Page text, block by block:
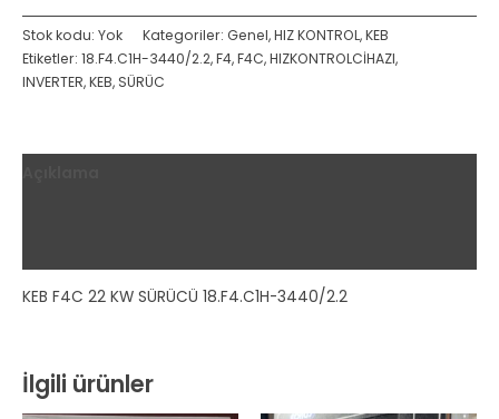
Stok kodu: Yok Kategoriler: Genel,HIZ KONTROL,KEB
Etiketler: 18.F4.C1H-3440/2.2,F4,F4C,HIZKONTROLCİHAZI,
INVERTER,KEB, SÜRÜC
KEB F4C 22 KW SÜRÜCÜ 18.F4.C1H-3440/2.2
İlgili ürünler